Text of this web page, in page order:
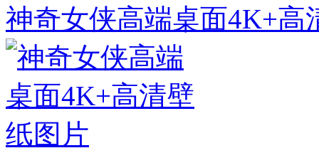
神奇女侠高端桌面4K+高